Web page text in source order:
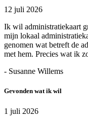
12 juli 2026
Ik wil administratiekaart
mijn lokaal
genomen wat betreft de
met hem. Precies wat ik
- Susanne Willems
Gevonden wat ik wil
1 juli 2026